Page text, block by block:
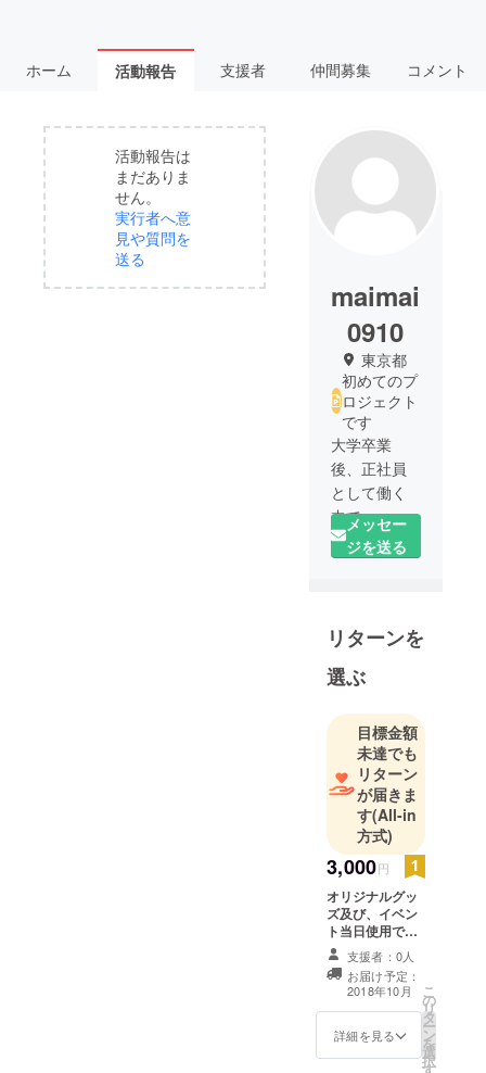
ホーム 活動報告 支援者 仲間募集 コメント
活動報告は
まだありま
せん。
実行者へ意
見や質問を
送る
maimai
0910
東京都
初めてのプ
ロジェクト
です
大学卒業
後、正社員
として働く
中で、一人
のストリー
トミュージ
きっかけ
マネー
務め、現在
は都内の
バーでブッ
キングマ
ネージャー
を担当中。
メッセー
ジを送る
リターンを
選ぶ
目標金額
未達でも
リターン
が届きま
す(All-in
方式)
3,000円
オリジナルグッ
ズ及び、イベン
ト当日使用でき
る1ドリンク券
支援者：0人
お届け予定：
2018年10月
詳細を見る
こ
の
リ
タ
ー
ン
を
選
択